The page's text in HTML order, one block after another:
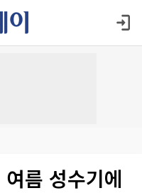
름 성수기에